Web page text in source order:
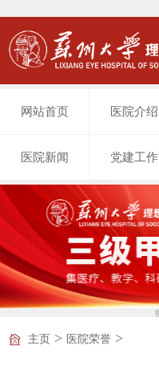
网站首页 医院介绍
医院新闻 党建工作
主页> 医院荣誉>